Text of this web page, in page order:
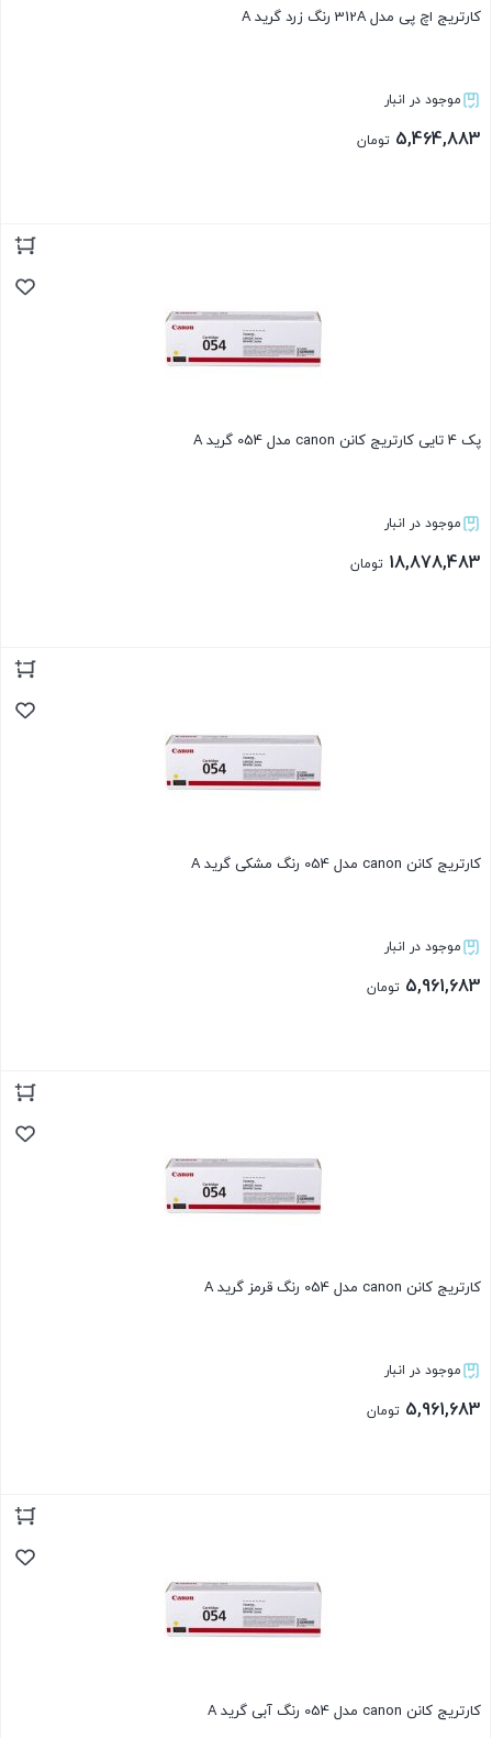
کارتریج اچ پی مدل 312A رنگ زرد گرید A
موجود در انبار
5,464,883 تومان
پک 4 تایی کارتریج کانن canon مدل 054 گرید A
موجود در انبار
18,878,483 تومان
کارتریج کانن canon مدل 054 رنگ مشکی گرید A
موجود در انبار
5,961,683 تومان
کارتریج کانن canon مدل 054 رنگ قرمز گرید A
موجود در انبار
5,961,683 تومان
کارتریج کانن canon مدل 054 رنگ آبی گرید A